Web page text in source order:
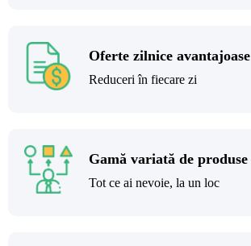
Oferte zilnice avantajoase
Reduceri în fiecare zi
Gamă variată de produse
Tot ce ai nevoie, la un loc